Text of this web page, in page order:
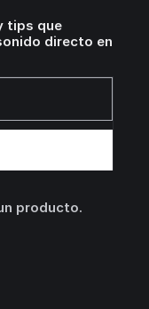
tips que
directo en
producto.